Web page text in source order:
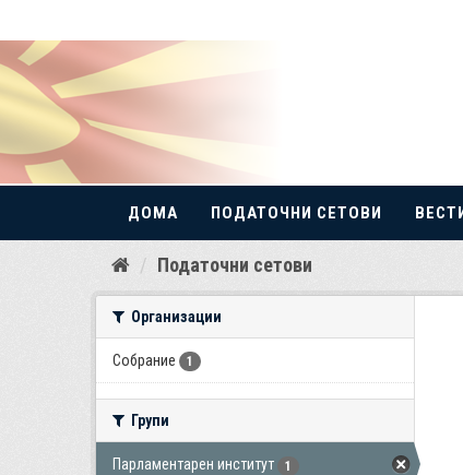
Прескокнете
ДОМА ПОДАТОЧНИ СЕТОВИ
Податочни сетови
Организации
Собрание 1
Групи
Парламентарен институт 1